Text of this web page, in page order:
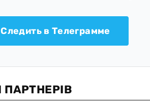
Следить в Телеграмме